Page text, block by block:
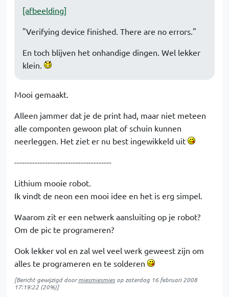
[afbeelding]
"Verifying device finished. There are no errors."
En toch blijven het onhandige dingen. Wel lekker
klein.
Mooi gemaakt.
Alleen jammer dat je de print had, maar niet meteen
alle componten gewoon plat of schuin kunnen
neerleggen. Het ziet er nu best ingewikkeld uit
--------------------------------------
Lithium mooie robot.
Ik vindt de neon een mooi idee en het is erg simpel.
Waarom zit er een netwerk aansluiting op je robot?
Om de pic te programeren?
Ook lekker vol en zal wel veel werk geweest zijn om
alles te programeren en te solderen
[Bericht gewijzigd doormiesmiesmiesop zaterdag 16 februari 2008
17:19:22 (20%)]